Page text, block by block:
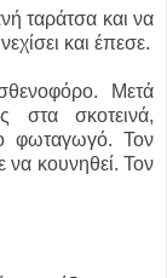
ταράτσα και να
και έπεσε.
Μετά
στα σκοτεινά,
φωταγωγό. Τον
να κουνηθεί. Τον